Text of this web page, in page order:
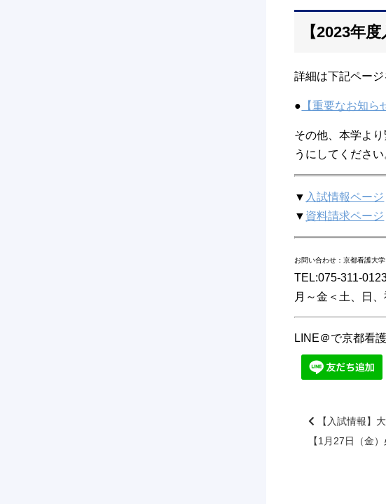
【2023年
詳細は下記ページ
● 【重要なお知
その他、本学よ
うにしてください
▼ 入試情報ページ
▼ 資料請求ページ
お問い合わせ：京都看護大
TEL:075-311-
月～金＜土、日
LINE＠で京都看
【入試情報】
【1月27日（金）